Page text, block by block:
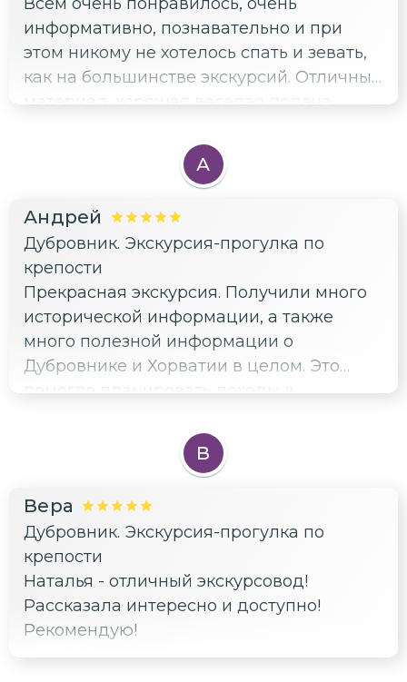
информативно, познавательно и при
этом никому не хотелось спать и зевать,
как на большинстве экскурсий. Отличный
мои вопросы касательно бытовых
вопросов о Дубровнике, всегда была на
А
Андрей
Дубровник. Экскурсия-прогулка по
крепости
Прекрасная экскурсия. Получили много
исторической информации, а также
много полезной информации о
Дубровнике и Хорватии в целом. Это
этой экскурсии в следующие 2 дня
посмотрели и посетили самые
В
Вера
Дубровник. Экскурсия-прогулка по
крепости
Наталья - отличный экскурсовод!
Рассказала интересно и доступно!
Рекомендую!